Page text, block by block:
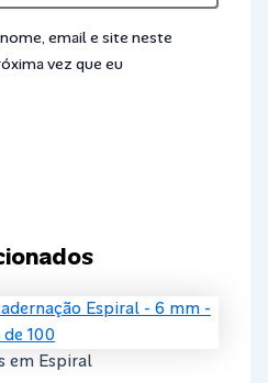
email e site neste
vez que eu
em Espiral